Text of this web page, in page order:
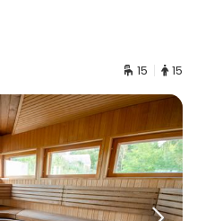
15 15